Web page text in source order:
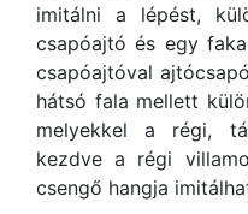
imitálni a lépést,
csapóajtó és egy
csapóajtóval
hátsó fala mellett
melyekkel a régi,
kezdve a régi
csengő hangja